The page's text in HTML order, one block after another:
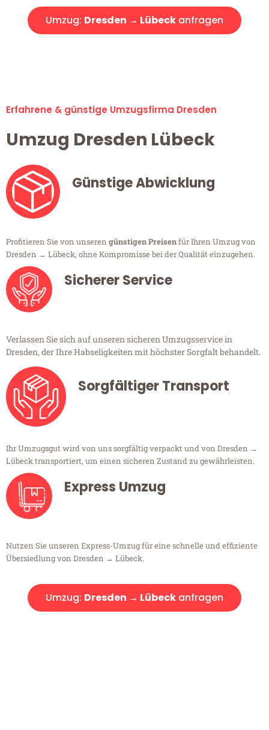
Umzug: Dresden → Lübeck anfragen
Erfahrene & günstige Umzugsfirma Dresden
Umzug Dresden Lübeck
Günstige Abwicklung
Profitieren Sie von unseren günstigen Preisenfür Ihren Umzug von
Dresden → Lübeck, ohne Kompromisse bei der Qualität einzugehen.
Sicherer Service
Verlassen Sie sich auf unseren sicheren Umzugsservice in
Dresden, der Ihre Habseligkeiten mit höchster Sorgfalt behandelt.
Sorgfältiger Transport
Ihr Umzugsgut wird von uns sorgfältig verpackt und von Dresden →
Lübeck transportiert, um einen sicheren Zustand zu gewährleisten.
Express Umzug
Nutzen Sie unseren Express-Umzug für eine schnelle und effiziente
Übersiedlung von Dresden → Lübeck.
Umzug: Dresden → Lübeck anfragen